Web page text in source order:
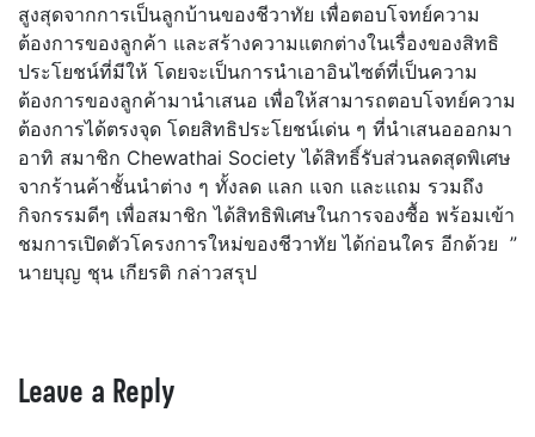
สูงสุดจากการเป็นลูกบ้านของชีวาทัย เพื่อตอบโจทย์ความ
ต้องการของลูกค้า และสร้างความแตกต่างในเรื่องของสิทธิ
ประโยชน์ที่มีให้ โดยจะเป็นการนำเอาอินไซต์ที่เป็นความ
ต้องการของลูกค้ามานำเสนอ เพื่อให้สามารถตอบโจทย์ความ
ต้องการได้ตรงจุด โดยสิทธิประโยชน์เด่น ๆ ที่นำเสนอออกมา
อาทิ สมาชิก Chewathai Society ได้สิทธิ์รับส่วนลดสุดพิเศษ
จากร้านค้าชั้นนำต่าง ๆ ทั้งลด แลก แจก และแถม รวมถึง
กิจกรรมดีๆ เพื่อสมาชิก ได้สิทธิพิเศษในการจองซื้อ พร้อมเข้า
ชมการเปิดตัวโครงการใหม่ของชีวาทัย ได้ก่อนใคร อีกด้วย ”
นายบุญ ชุน เกียรติ กล่าวสรุป
Leave a Reply